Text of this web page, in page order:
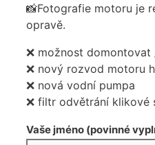
📸Fotografie motoru je
opravě.
❌ možnost
❌ nový rozvod motoru
❌ nová vodní pumpa
❌ filtr odvětrání klikové
Vaše jméno (povinné